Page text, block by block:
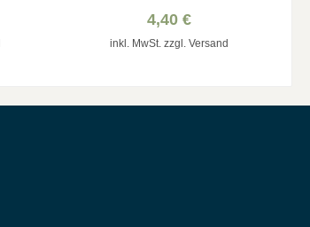
4,40 €
inkl. MwSt. zzgl. Versand